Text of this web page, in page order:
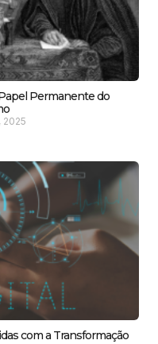
Permanente do
2025
com a Transformação